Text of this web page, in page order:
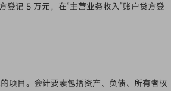
登记 5 万元，在“主营业务收入”账户贷方登
项目。会计要素包括资产、负债、所有者权